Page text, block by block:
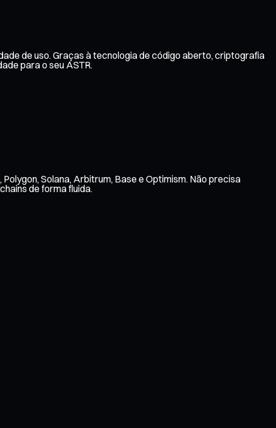
de uso. Graças à tecnologia de código aberto, criptografia
para o seu ASTR.
Solana, Arbitrum, Base e Optimism. Não precisa
de forma fluida.